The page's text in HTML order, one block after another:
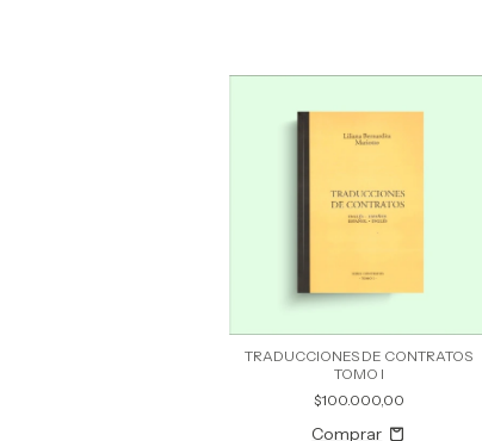
TRADUCCIONES DE CONTRATOS
TOMO I
$100.000,00